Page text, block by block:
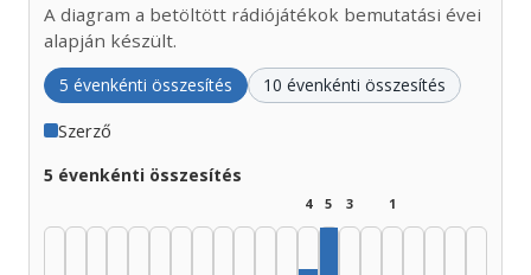
A diagram a betöltött rádiójátékok bemutatási évei
alapján készült.
5 évenkénti összesítés 10 évenkénti összesítés
Szerző
5 évenkénti összesítés
4 5 3 1